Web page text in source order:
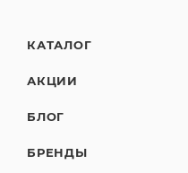
КАТАЛОГ
АКЦИИ
БЛОГ
БРЕНДЫ